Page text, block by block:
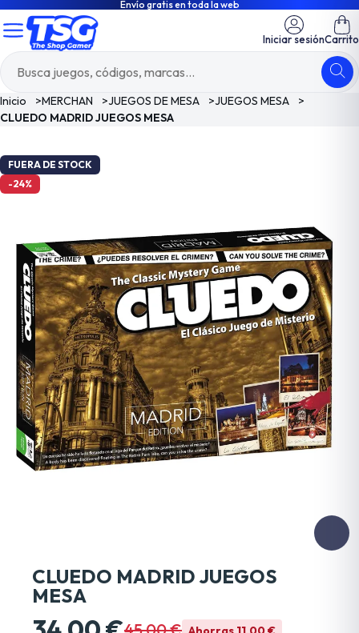
Envío gratis en toda la web
Iniciar sesiónCarrito
Inicio >MERCHAN >JUEGOS DE MESA >JUEGOS MESA
>
CLUEDO MADRID JUEGOS MESA
FUERA DE STOCK
-24%
CLUEDO MADRID JUEGOS
MESA